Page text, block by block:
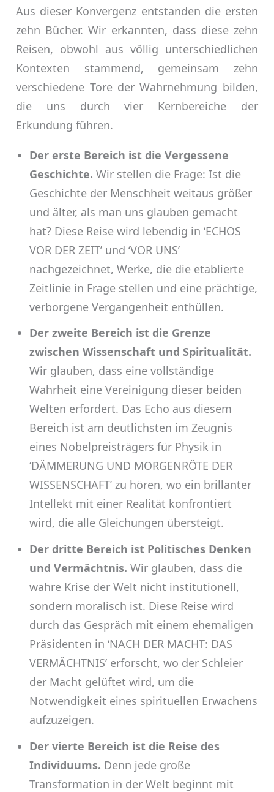
Aus dieser Konvergenz entstanden die ersten
zehn Bücher. Wir erkannten, dass diese zehn
Reisen, obwohl aus völlig unterschiedlichen
Kontexten stammend, gemeinsam zehn
verschiedene Tore der Wahrnehmung bilden,
die uns durch vier Kernbereiche der
Erkundung führen.
Der erste Bereich ist die Vergessene
Geschichte. Wir stellen die Frage: Ist die
Geschichte der Menschheit weitaus größer
und älter, als man uns glauben gemacht
hat? Diese Reise wird lebendig in ‘ECHOS
VOR DER ZEIT’ und ‘VOR UNS’
nachgezeichnet, Werke, die die etablierte
Zeitlinie in Frage stellen und eine prächtige,
verborgene Vergangenheit enthüllen.
Der zweite Bereich ist die Grenze
zwischen Wissenschaft und Spiritualität.
Wir glauben, dass eine vollständige
Wahrheit eine Vereinigung dieser beiden
Welten erfordert. Das Echo aus diesem
Bereich ist am deutlichsten im Zeugnis
eines Nobelpreisträgers für Physik in
‘DÄMMERUNG UND MORGENRÖTE DER
WISSENSCHAFT’ zu hören, wo ein brillanter
Intellekt mit einer Realität konfrontiert
wird, die alle Gleichungen übersteigt.
Der dritte Bereich ist Politisches Denken
und Vermächtnis.Wir glauben, dass die
wahre Krise der Welt nicht institutionell,
sondern moralisch ist. Diese Reise wird
durch das Gespräch mit einem ehemaligen
Präsidenten in ‘NACH DER MACHT: DAS
VERMÄCHTNIS’ erforscht, wo der Schleier
der Macht gelüftet wird, um die
Notwendigkeit eines spirituellen Erwachens
aufzuzeigen.
Der vierte Bereich ist die Reise des
Individuums. Denn jede große
Transformation in der Welt beginnt mit